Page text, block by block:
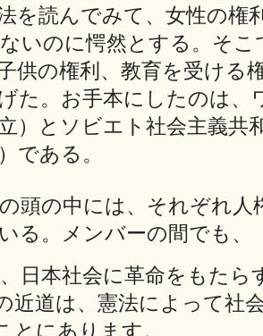
を読んでみて、女性の権
いのに愕然とする。そこ
供の権利、教育を受ける
た。お手本にしたのは、
）とソビエト社会主義共
である。
頭の中には、それぞれ人
る。メンバーの間でも、
日本社会に革命をもたら
近道は、憲法によって社
とにあります。